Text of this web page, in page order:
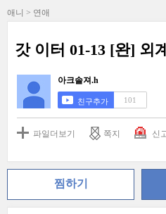
애니 > 연애
갓 이터 01-13 [완] 외
아크솔져.h
친구추가 101
파일더보기 쪽지 신
찜하기